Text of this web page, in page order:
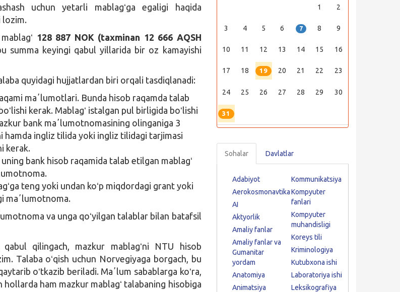
uchun yetarli mablagʻga egaligi haqida
lozim.
128 887 NOK (taxminan 12 666 AQSH
summa keyingi qabul yillarida bir oz kamayishi
quyidagi hujjatlardan biri orqali tasdiqlanadi:
maʼlumotlari. Bunda hisob raqamda talab
kerak. Mablagʻ istalgan pul birligida boʻlishi
bank maʼlumotnomasining olinganiga 3
hamda ingliz tilida yoki ingliz tilidagi tarjimasi
kerak.
bank hisob raqamida talab etilgan mablagʻ
teng yoki undan koʻp miqdordagi grant yoki
maʼlumotnoma.
va unga qoʻyilgan talablar bilan batafsil
qilingach, mazkur mablagʻni NTU hisob
Talaba oʻqish uchun Norvegiyaga borgach, bu
oʻtkazib beriladi. Maʼlum sabablarga koʻra,
hollarda ham mazkur mablagʻ talabaning hisobiga
1 2
3 4 5 6 7 8 9
10 11 12 13 14 15 16
17 18 19 20 21 22 23
24 25 26 27 28 29 30
31
Sohalar Davlatlar
Adabiyot
Aerokosmonavtika
AI
Aktyorlik
Amaliy fanlar
Amaliy fanlar va
Gumanitar
yordam
Anatomiya
Animatsiya
Kommunikatsiya
Kompyuter
fanlari
Kompyuter
muhandisligi
Koreys tili
Kriminologiya
Kutubxona ishi
Laboratoriya ishi
Leksikografiya